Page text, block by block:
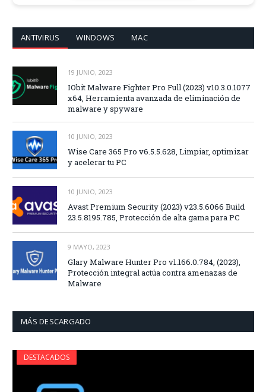
ANTIVIRUS WINDOWS MAC
19 JUNIO, 2023
IObit Malware Fighter Pro Full (2023) v10.3.0.1077
x64, Herramienta avanzada de eliminación de
malware y spyware
10 JUNIO, 2023
Wise Care 365 Pro v6.5.5.628, Limpiar, optimizar
y acelerar tu PC
10 JUNIO, 2023
Avast Premium Security (2023) v23.5.6066 Build
23.5.8195.785, Protección de alta gama para PC
9 MAYO, 2023
Glary Malware Hunter Pro v1.166.0.784, (2023),
Protección integral actúa contra amenazas de
Malware
MÁS DESCARGADO
DESTACADOS